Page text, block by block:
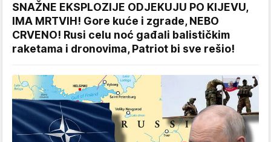
SNAŽNE EKSPLOZIJE ODJEKUJU PO KIJEVU,
IMA MRTVIH! Gore kuće i zgrade, NEBO
CRVENO! Rusi celu noć gađali balističkim
raketama i dronovima, Patriot bi sve rešio!